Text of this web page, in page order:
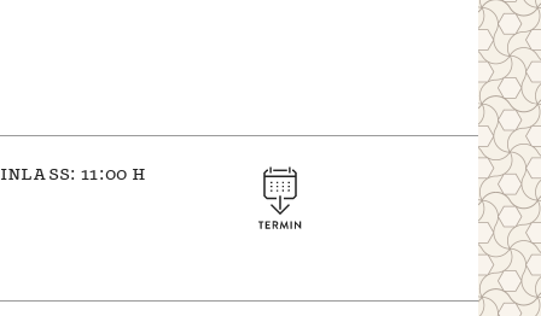
11:00 h